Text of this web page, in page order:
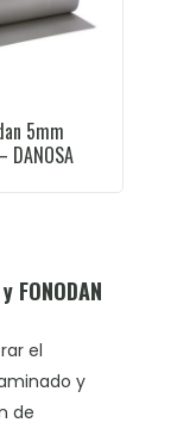
5mm
DANOSA
FONODAN
el
y
de